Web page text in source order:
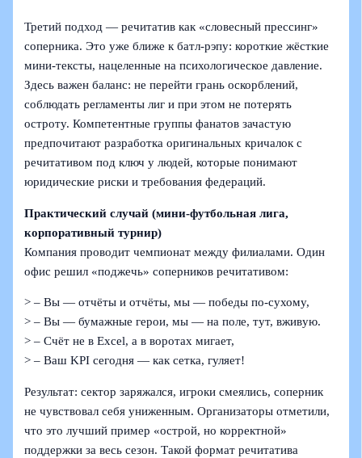
Третий подход — речитатив как «словесный прессинг»
соперника. Это уже ближе к батл-рэпу: короткие жёсткие
мини-тексты, нацеленные на психологическое давление.
Здесь важен баланс: не перейти грань оскорблений,
соблюдать регламенты лиг и при этом не потерять
остроту. Компетентные группы фанатов зачастую
предпочитают разработка оригинальных кричалок с
речитативом под ключ у людей, которые понимают
юридические риски и требования федераций.
Практический случай (мини-футбольная лига,
корпоративный турнир)
Компания проводит чемпионат между филиалами. Один
офис решил «поджечь» соперников речитативом:
> – Вы — отчёты и отчёты, мы — победы по-сухому,
> – Вы — бумажные герои, мы — на поле, тут, вживую.
> – Счёт не в Excel, а в воротах мигает,
> – Ваш KPI сегодня — как сетка, гуляет!
Результат: сектор заряжался, игроки смеялись, соперник
не чувствовал себя униженным. Организаторы отметили,
что это лучший пример «острой, но корректной»
поддержки за весь сезон. Такой формат речитатива